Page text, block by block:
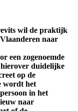
wil de praktijk
naar
een zogenoemde
hierover duidelijke
op de
wordt het
in het
naar